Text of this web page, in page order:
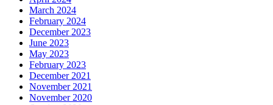
March 2024
February 2024
December 2023
June 2023
May 2023
February 2023
December 2021
November 2021
November 2020